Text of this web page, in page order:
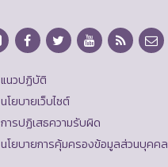
แนวปฏิบัติ
นโยบายเว็บไซต์
การปฏิเสธความรับผิด
นโยบายการคุ้มครองข้อมูลส่วนบุคคล